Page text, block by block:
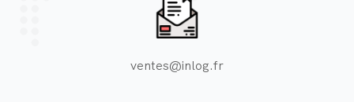
ventes@inlog.fr